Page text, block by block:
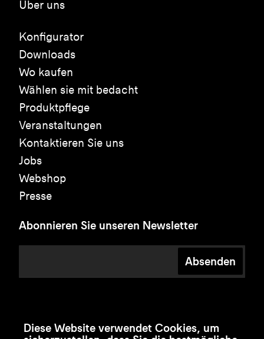
Über uns
Konfigurator
Downloads
Wo kaufen
Wählen sie mit bedacht
Produktpflege
Veranstaltungen
Kontaktieren Sie uns
Jobs
Webshop
Presse
Abonnieren Sie unseren Newsletter
Absenden
Diese Website verwendet Cookies, um